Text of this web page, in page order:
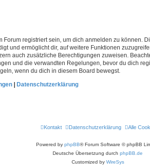
Forum registriert sein, um dich anmelden zu können.
und ermöglicht dir, auf weitere Funktionen
auch zusätzliche Berechtigungen zuweisen.
und die verwandten Regelungen, bevor du dich
wenn du dich in diesem Board bewegst.
| Datenschutzerklärung
Alle
Datenschutzerklärung
Kontakt
Powered by phpBB® Forum Software © phpBB
Deutsche Übersetzung durch phpBB.de
Customized by WireSys